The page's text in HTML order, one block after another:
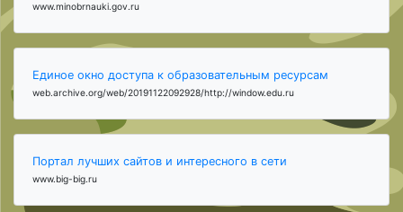
www.minobrnauki.gov.ru
Единое окно доступа к образовательным ресурсам
web.archive.org/web/20191122092928/http://window.edu.ru
Портал лучших сайтов и интересного в сети
www.big-big.ru